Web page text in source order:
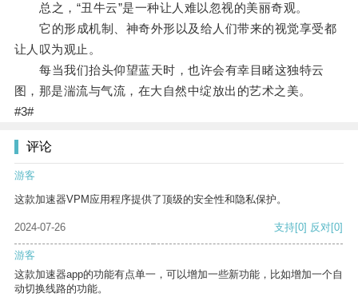
总之，“丑牛云”是一种让人难以忽视的美丽奇观。
它的形成机制、神奇外形以及给人们带来的视觉享受都
让人叹为观止。
每当我们抬头仰望蓝天时，也许会有幸目睹这独特云
图，那是湍流与气流，在大自然中绽放出的艺术之美。
#3#
评论
游客
这款加速器VPM应用程序提供了顶级的安全性和隐私保护。
2024-07-26 支持[0] 反对[0]
游客
这款加速器app的功能有点单一，可以增加一些新功能，比如增加一个自
动切换线路的功能。